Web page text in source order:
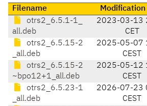
Filename
otrs2_6.5.1-1_
all.deb
2023-03-13
CET
otrs2_6.5.15-2
_all.deb
2025-05-07
CEST
otrs2_6.5.15-2
~bpo12+1_all.deb
2025-05-12
CEST
otrs2_6.5.23-1
_all.deb
2026-07-23
CEST